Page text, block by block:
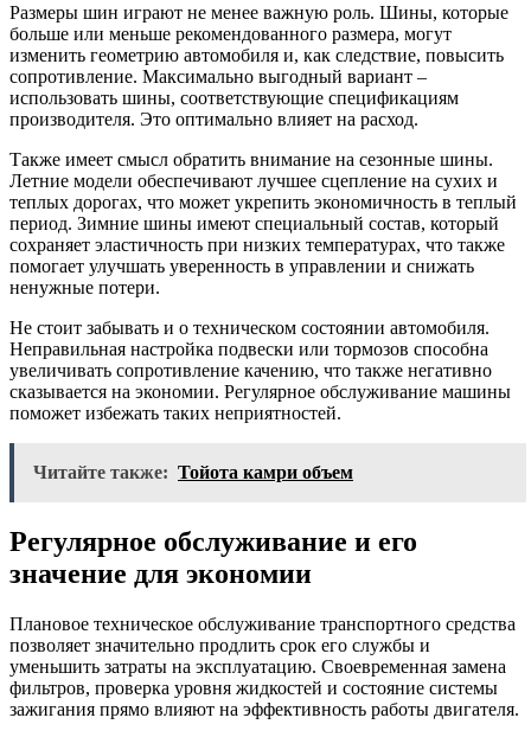
Размеры шин играют не менее важную роль. Шины, которые
больше или меньше рекомендованного размера, могут
изменить геометрию автомобиля и, как следствие, повысить
сопротивление. Максимально выгодный вариант –
использовать шины, соответствующие спецификациям
производителя. Это оптимально влияет на расход.
Также имеет смысл обратить внимание на сезонные шины.
Летние модели обеспечивают лучшее сцепление на сухих и
теплых дорогах, что может укрепить экономичность в теплый
период. Зимние шины имеют специальный состав, который
сохраняет эластичность при низких температурах, что также
помогает улучшать уверенность в управлении и снижать
ненужные потери.
Не стоит забывать и о техническом состоянии автомобиля.
Неправильная настройка подвески или тормозов способна
увеличивать сопротивление качению, что также негативно
сказывается на экономии. Регулярное обслуживание машины
поможет избежать таких неприятностей.
Читайте также: Тойота камри объем
Регулярное обслуживание и его
значение для экономии
Плановое техническое обслуживание транспортного средства
позволяет значительно продлить срок его службы и
уменьшить затраты на эксплуатацию. Своевременная замена
фильтров, проверка уровня жидкостей и состояние системы
зажигания прямо влияют на эффективность работы двигателя.